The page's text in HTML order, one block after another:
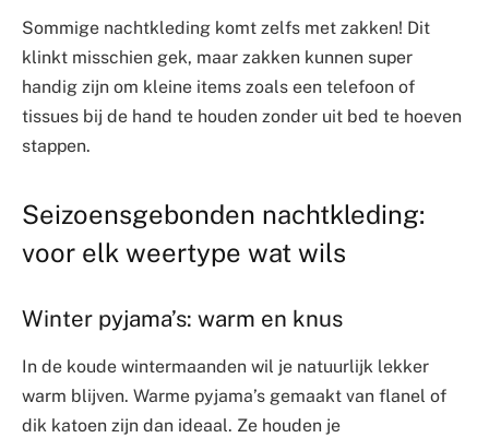
Sommige nachtkleding komt zelfs met zakken! Dit
klinkt misschien gek, maar zakken kunnen super
handig zijn om kleine items zoals een telefoon of
tissues bij de hand te houden zonder uit bed te hoeven
stappen.
Seizoensgebonden nachtkleding:
voor elk weertype wat wils
Winter pyjama’s: warm en knus
In de koude wintermaanden wil je natuurlijk lekker
warm blijven. Warme pyjama’s gemaakt van flanel of
dik katoen zijn dan ideaal. Ze houden je